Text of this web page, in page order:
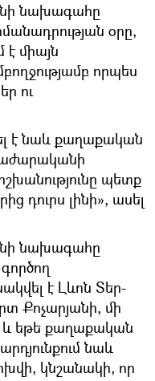
նախագահը
օրը,
է միայն
որպես
ու
է նաև քաղաքական
պետք
դուրս լինի», ասել
նախագահը
է Լևոն Տեր-
Քոչարյանի, մի
և եթե քաղաքական
նաև
կնշանակի, որ